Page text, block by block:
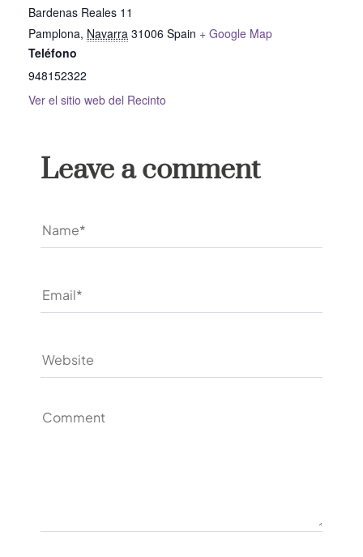
Bardenas Reales 11
Pamplona, Navarra 31006 Spain + Google Map
Teléfono
948152322
Ver el sitio web del Recinto
Leave a comment